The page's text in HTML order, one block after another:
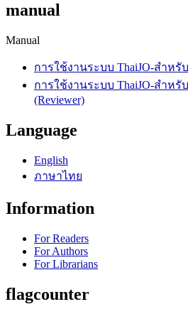
manual
Manual
การใช้งานระบบ ThaiJO-สำหรั
การใช้งานระบบ ThaiJO-สำห
(Reviewer)
Language
English
ภาษาไทย
Information
For Readers
For Authors
For Librarians
flagcounter